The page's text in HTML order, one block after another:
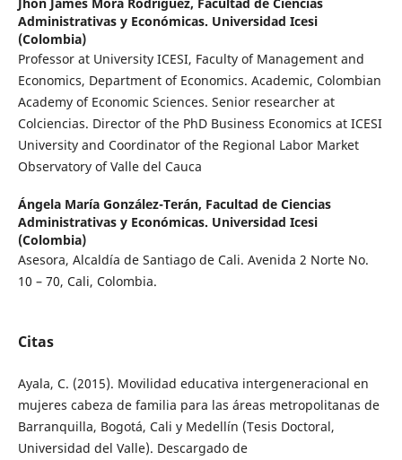
Administrativas y Económicas. Universidad Icesi
(Colombia)
Professor at University ICESI, Faculty of Management and
Economics, Department of Economics. Academic, Colombian
Academy of Economic Sciences. Senior researcher at
Colciencias. Director of the PhD Business Economics at ICESI
University and Coordinator of the Regional Labor Market
Observatory of Valle del Cauca
Ángela María González-Terán, Facultad de Ciencias
Administrativas y Económicas. Universidad Icesi
(Colombia)
Asesora, Alcaldía de Santiago de Cali. Avenida 2 Norte No.
10 – 70, Cali, Colombia.
Citas
Ayala, C. (2015). Movilidad educativa intergeneracional en
mujeres cabeza de familia para las áreas metropolitanas de
Barranquilla, Bogotá, Cali y Medellín (Tesis Doctoral,
Universidad del Valle). Descargado de